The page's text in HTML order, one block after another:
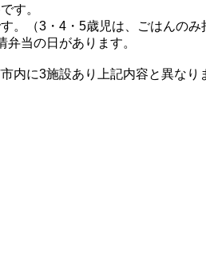
す。
。（3・4・5歳児は、ごはんのみ
当の日があります。
内に3施設あり上記内容と異なり